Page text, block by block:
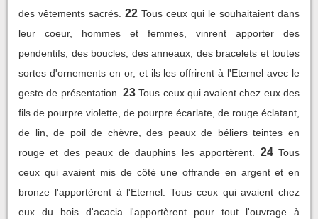
des vêtements sacrés. 22 Tous ceux qui le souhaitaient dans
leur coeur, hommes et femmes, vinrent apporter des
pendentifs, des boucles, des anneaux, des bracelets et toutes
sortes d'ornements en or, et ils les offrirent à l'Eternel avec le
geste de présentation. 23 Tous ceux qui avaient chez eux des
fils de pourpre violette, de pourpre écarlate, de rouge éclatant,
de lin, de poil de chèvre, des peaux de béliers teintes en
rouge et des peaux de dauphins les apportèrent.
24 Tous
ceux qui avaient mis de côté une offrande en argent et en
bronze l'apportèrent à l'Eternel. Tous ceux qui avaient chez
eux du bois d'acacia l'apportèrent pour tout l'ouvrage à